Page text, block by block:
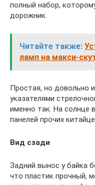
полный набор,
дорожник.
Читайте также:
ламп на макси-
Простая, но довольно
указателями
именно так. На солнце
панелей прочих
Вид сзади
Задний вынос у байка
что пластик прочный,